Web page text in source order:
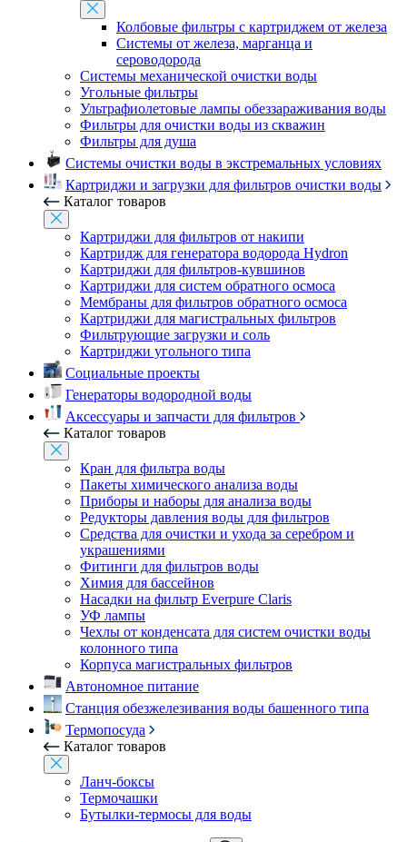
Колбовые фильтры с картриджем от железа
Системы от железа, марганца и
сероводорода
Системы механической очистки воды
Угольные фильтры
Ультрафиолетовые лампы обеззараживания воды
Фильтры для очистки воды из скважин
Фильтры для душа
Системы очистки воды в экстремальных условиях
Картриджи и загрузки для фильтров очистки воды
Каталог товаров
Картриджи для фильтров от накипи
Картридж для генератора водорода Hydron
Картриджи для фильтров-кувшинов
Картриджи для систем обратного осмоса
Мембраны для фильтров обратного осмоса
Картриджи для магистральных фильтров
Фильтрующие загрузки и соль
Картриджи угольного типа
Социальные проекты
Генераторы водородной воды
Аксессуары и запчасти для фильтров
Каталог товаров
Кран для фильтра воды
Пакеты химического анализа воды
Приборы и наборы для анализа воды
Редукторы давления воды для фильтров
Средства для очистки и ухода за серебром и
украшениями
Фитинги для фильтров воды
Химия для бассейнов
Насадки на фильтр Everpure Claris
УФ лампы
Чехлы от конденсата для систем очистки воды
колонного типа
Корпуса магистральных фильтров
Автономное питание
Станция обезжелезивания воды башенного типа
Термопосуда
Каталог товаров
Ланч-боксы
Термочашки
Бутылки-термосы для воды